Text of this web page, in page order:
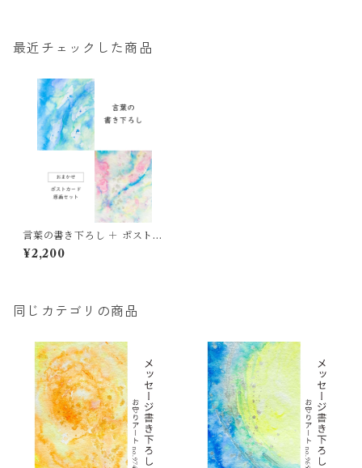
最近チェックした商品
言葉の書き下ろし ＋ ポストカ
ード原画セット【おまかせ】
¥2,200
同じカテゴリの商品